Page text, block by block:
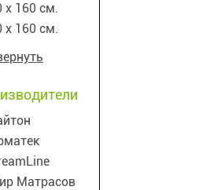
х 160 см.
х 160 см.
Матрасов